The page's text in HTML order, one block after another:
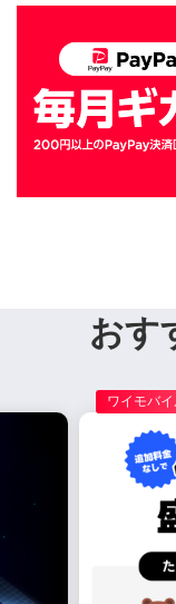
おす
ワイモバ